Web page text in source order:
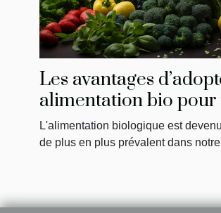
Les avantages
alimentation bio
santé et
L'alimentation biologique est
de plus en plus prévalent dans